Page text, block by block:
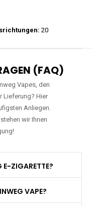
20
(FAQ)
Vapes, den
Lieferung? Hier
Anliegen.
wir Ihnen
E-ZIGARETTE?
VAPE?